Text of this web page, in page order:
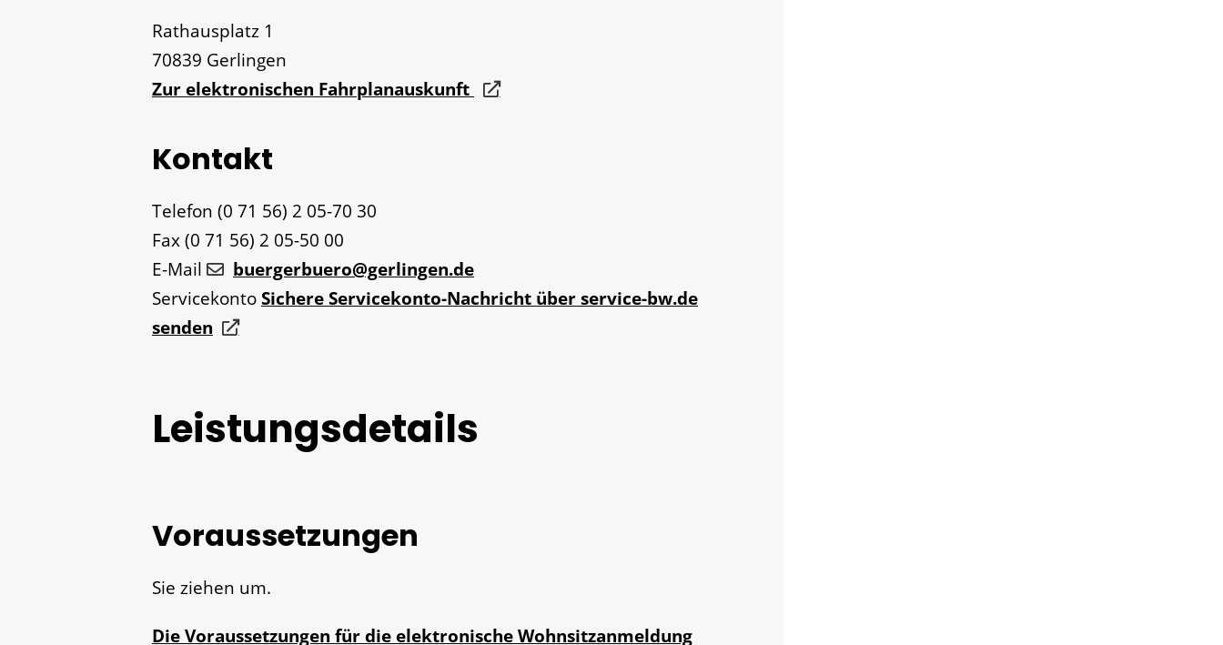
Rathausplatz 1
70839 Gerlingen
Zur elektronischen Fahrplanauskunft
Kontakt
Telefon (0 71 56) 2 05-70 30
Fax(0 71 56) 2 05-50 00
E-Mail
buergerbuero@gerlingen.de
ServicekontoSichere Servicekonto-Nachricht über service-bw.de
senden
Leistungsdetails
Voraussetzungen
Sie ziehen um.
Die Voraussetzungen für die elektronische Wohnsitzanmeldung